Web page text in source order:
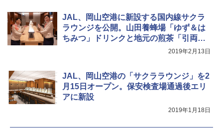
JAL、岡山空港に新設する国内線サクラ
ラウンジを公開。山田養蜂場「ゆず＆は
ちみつ」ドリンクと地元の煎茶「引両
2019年2月13日
JAL、岡山空港の「サクララウンジ」を2
月15日オープン。保安検査場通過後エリ
アに新設
2019年1月18日